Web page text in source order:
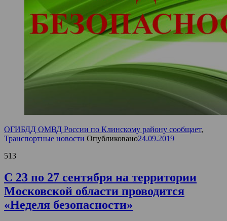
ОГИБДД ОМВД России по Клинскому району сообщает,
Транспортные новости Опубликовано24.09.2019
513
С 23 по 27 сентября на территории
Московской области проводится
«Неделя безопасности»